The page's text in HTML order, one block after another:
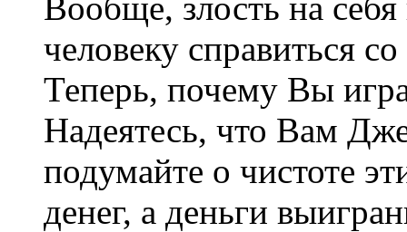
человеку справиться
Теперь, почему Вы
Надеятесь, что Вам
подумайте о чистоте
денег, а деньги